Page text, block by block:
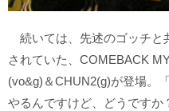
続いては、先述のゴッチと
されていた、COMEBACK
(vo&g)＆CHUN2(g)が登場。
やるんですけど、どうです